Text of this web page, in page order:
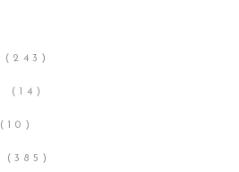
(243)
(14)
(10)
(385)